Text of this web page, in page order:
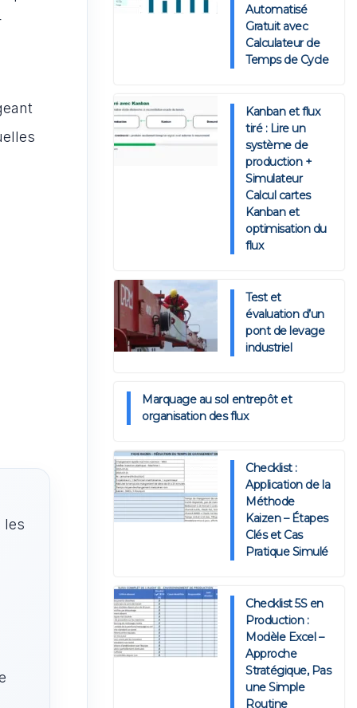
les
Automatisé
Gratuit avec
Calculateur de
Temps de Cycle
Kanban et flux
tiré : Lire un
système de
production +
Simulateur
Calcul cartes
Kanban et
optimisation du
flux
Test et
évaluation d’un
pont de levage
industriel
Marquage au sol entrepôt et
organisation des flux
Checklist :
Application de la
Méthode
Kaizen – Étapes
Clés et Cas
Pratique Simulé
Checklist 5S en
Production :
Modèle Excel –
Approche
Stratégique, Pas
une Simple
Routine